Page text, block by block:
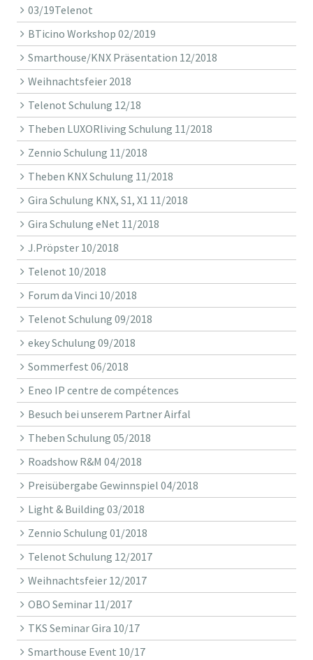
03/19Telenot
BTicino Workshop 02/2019
Smarthouse/KNX Präsentation 12/2018
Weihnachtsfeier 2018
Telenot Schulung 12/18
Theben LUXORliving Schulung 11/2018
Zennio Schulung 11/2018
Theben KNX Schulung 11/2018
Gira Schulung KNX, S1, X1 11/2018
Gira Schulung eNet 11/2018
J.Pröpster 10/2018
Telenot 10/2018
Forum da Vinci 10/2018
Telenot Schulung 09/2018
ekey Schulung 09/2018
Sommerfest 06/2018
Eneo IP centre de compétences
Besuch bei unserem Partner Airfal
Theben Schulung 05/2018
Roadshow R&M 04/2018
Preisübergabe Gewinnspiel 04/2018
Light & Building 03/2018
Zennio Schulung 01/2018
Telenot Schulung 12/2017
Weihnachtsfeier 12/2017
OBO Seminar 11/2017
TKS Seminar Gira 10/17
Smarthouse Event 10/17